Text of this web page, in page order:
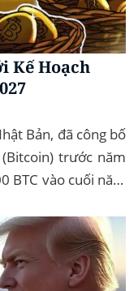
Kế Hoạch
Bản, đã công bố
trước năm
BTC vào cuối năm